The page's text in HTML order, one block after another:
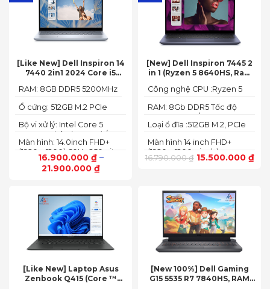
[Like New] Dell Inspiron 14
7440 2in1 2024 Core i5
FHD+
16.900.000 ₫–
21.900.000 ₫
Màn hình: 14.0inch FHD+
(1920 x 1200) 60Hz,250 nits
Bộ vi xử lý: Intel Core 5
120U, 10 nhân (2P + 8E) / 12
luồng
Ổ cứng: 512GB M.2 PCIe
RAM: 8GB DDR5 5200MHz
[New] Dell Inspiron 7445 2
in 1 (Ryzen 5 8640HS, Ram
Radeon,14 FHD+ Touch)
16.790.000₫ 15.500.000 ₫
Màn hình 14 inch FHD+
(1920 x 1200 pixels)
Loại ổ đĩa :512GB M.2, PCIe
RAM: 8Gb DDR5 Tốc độ
BUS :5200MT/s
Công nghệ CPU :Ryzen 5
[Like New] Laptop Asus
Zenbook Q415 (Core ™
[New 100%] Dell Gaming
G15 5535 R7 7840HS, RAM